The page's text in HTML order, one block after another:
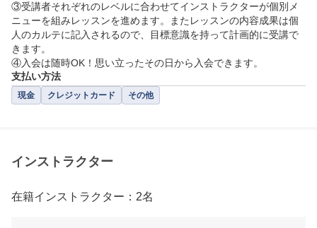
③受講者それぞれのレベルに合わせてインストラクターが個別メ
ニューを組みレッスンを進めます。またレッスンの内容成果は個
人のカルテに記入されるので、目標意識を持って計画的に受講で
きます。
④入会は随時OK！思い立ったその日から入会できます。
支払い方法
現金 クレジットカード その他
インストラクター
在籍インストラクター：2名